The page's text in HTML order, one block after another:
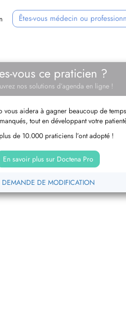
Êtes-vous médecin ou
vous ce praticien ?
nos solutions d’agenda en ligne !
vous aidera à gagner beaucoup de
tout en développant votre
de 10.000 praticiens l’ont adopté !
En savoir plus sur Doctena Pro
DEMANDE DE MODIFICATION